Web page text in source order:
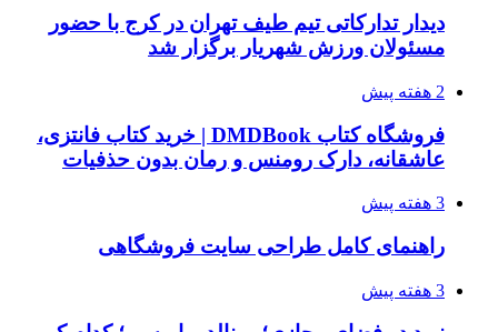
دیدار تدارکاتی تیم طیف تهران در کرج با حضور
مسئولان ورزش شهریار برگزار شد
2 هفته پیش
فروشگاه کتاب DMDBook | خرید کتاب فانتزی،
عاشقانه، دارک رومنس و رمان بدون حذفیات
3 هفته پیش
راهنمای کامل طراحی سایت فروشگاهی
3 هفته پیش